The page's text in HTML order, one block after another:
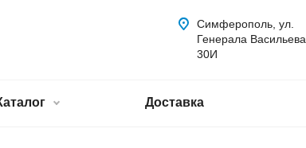
Симферополь, ул.
Генерала Васильева,
30И
Доставка